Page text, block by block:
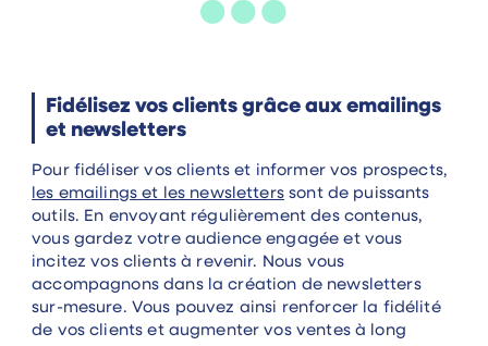
Fidélisez vos clients grâce aux emailings
et newsletters
Pour fidéliser vos clients et informer vos prospects,
les emailings et les newsletterssont de puissants
outils. En envoyant régulièrement des contenus,
vous gardez votre audience engagée et vous
incitez vos clients à revenir. Nous vous
accompagnons dans la création de newsletters
sur-mesure. Vous pouvez ainsi renforcer la fidélité
de vos clients et augmenter vos ventes à long